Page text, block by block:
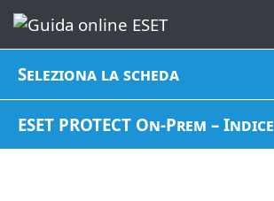
Seleziona la scheda
ESET PROTECT On-Prem – Indice